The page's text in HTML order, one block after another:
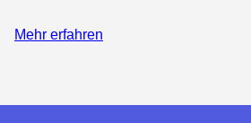
Mehr erfahren